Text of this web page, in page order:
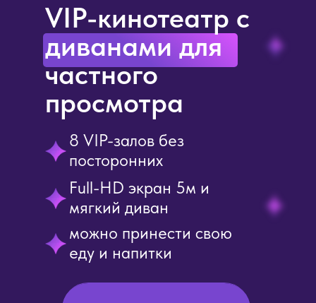
VIP-кинотеатр с
диванами для
частного
просмотра
Full-HD экран 5м и
мягкий диван
8 VIP-залов без
посторонних
можно принести свою
еду и напитки